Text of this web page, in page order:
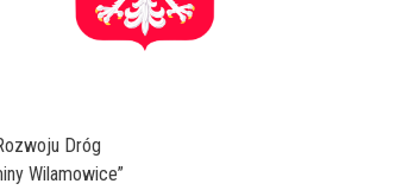
Dróg
Wilamowice”